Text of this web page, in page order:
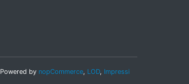
Powered by nopCommerce, LOD, Impressi